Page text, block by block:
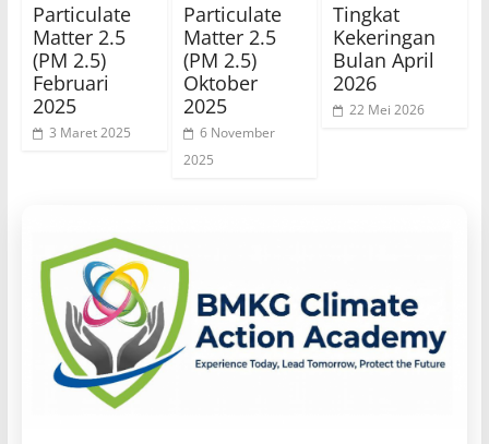
Particulate
Matter 2.5
(PM 2.5)
Februari
2025
3 Maret 2025
Particulate
Matter 2.5
(PM 2.5)
Oktober
2025
6 November
2025
Tingkat
Kekeringan
Bulan April
2026
22 Mei 2026